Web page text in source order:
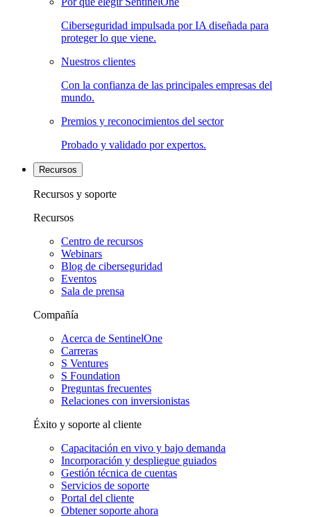
Ciberseguridad impulsada por IA diseñada para
proteger lo que viene.
Nuestros clientes
Con la confianza de las principales empresas del
mundo.
Premios y reconocimientos del sector
Probado y validado por expertos.
Recursos
Recursos y soporte
Recursos
Centro de recursos
Webinars
Blog de ciberseguridad
Eventos
Sala de prensa
Compañía
Acerca de SentinelOne
Carreras
S Ventures
S Foundation
Preguntas frecuentes
Relaciones con inversionistas
Éxito y soporte al cliente
Capacitación en vivo y bajo demanda
Incorporación y despliegue guiados
Gestión técnica de cuentas
Servicios de soporte
Portal del cliente
Obtener soporte ahora